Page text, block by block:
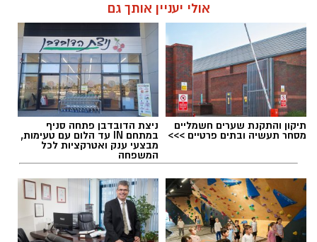
עופר אשטוקר / 11:09 07.08.26
תאונת שרשרת עד הלום
אולי יעניין אותך גם
תיקון והתקנת שערים חשמליים
מסחר תעשיה ובתים פרטיים >>>
ניצת הדובדבן פתחה סניף
במתחם IN עד הלום עם טעימות,
מבצעי ענק ואטרקציות לכל
המשפחה